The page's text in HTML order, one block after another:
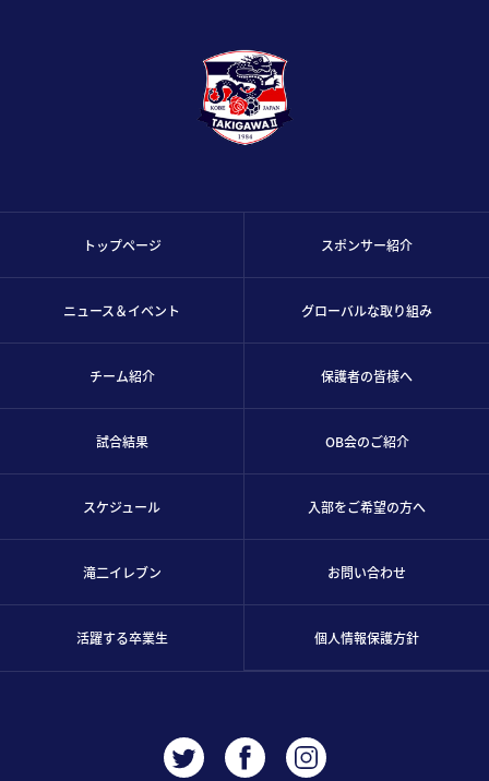
トップページ
ニュース＆イベント
チーム紹介
試合結果
スケジュール
滝二イレブン
活躍する卒業生
スポンサー紹介
グローバルな取り組み
保護者の皆様へ
OB会のご紹介
入部をご希望の方へ
お問い合わせ
個人情報保護方針